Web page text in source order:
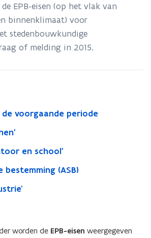
EPB-eisen (op het vlak van
binnenklimaat) voor
stedenbouwkundige
of melding in 2015.
voorgaande periode
en school'
bestemming (ASB)
worden de EPB-eisen weergegeven